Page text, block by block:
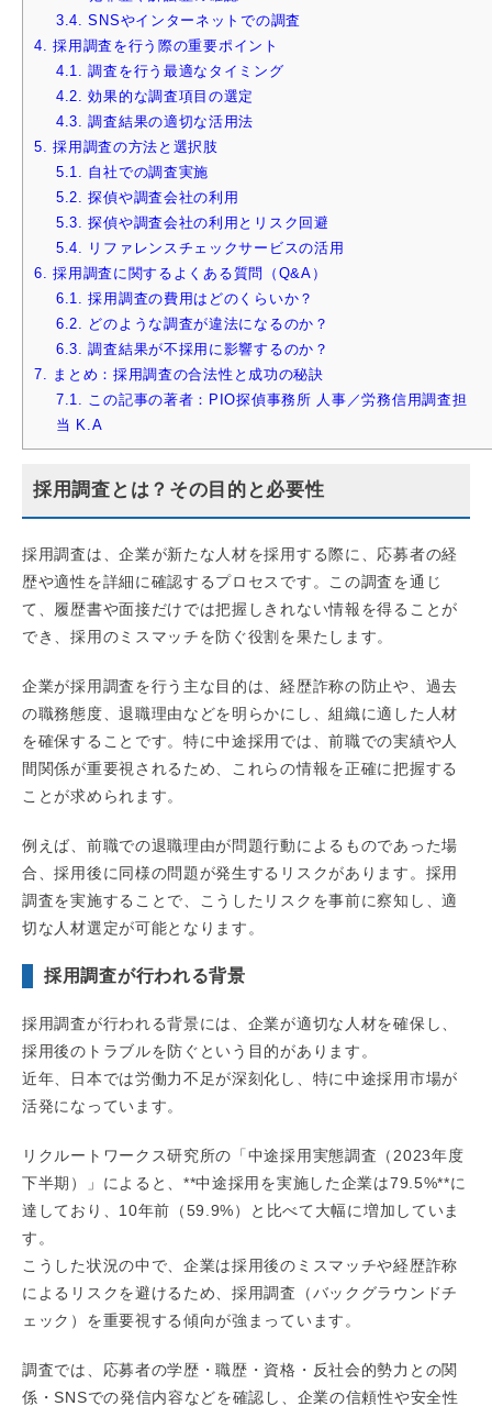
3.4. SNSやインターネットでの調査
4. 採用調査を行う際の重要ポイント
4.1. 調査を行う最適なタイミング
4.2. 効果的な調査項目の選定
4.3. 調査結果の適切な活用法
5. 採用調査の方法と選択肢
5.1. 自社での調査実施
5.2. 探偵や調査会社の利用
5.3. 探偵や調査会社の利用とリスク回避
5.4. リファレンスチェックサービスの活用
6. 採用調査に関するよくある質問（Q&A）
6.1. 採用調査の費用はどのくらいか？
6.2. どのような調査が違法になるのか？
6.3. 調査結果が不採用に影響するのか？
7. まとめ：採用調査の合法性と成功の秘訣
7.1. この記事の著者：PIO探偵事務所 人事／労務信用調査担
当 K.A
採用調査とは？その目的と必要性
採用調査は、企業が新たな人材を採用する際に、応募者の経
歴や適性を詳細に確認するプロセスです。この調査を通じ
て、履歴書や面接だけでは把握しきれない情報を得ることが
でき、採用のミスマッチを防ぐ役割を果たします。
企業が採用調査を行う主な目的は、経歴詐称の防止や、過去
の職務態度、退職理由などを明らかにし、組織に適した人材
を確保することです。特に中途採用では、前職での実績や人
間関係が重要視されるため、これらの情報を正確に把握する
ことが求められます。
例えば、前職での退職理由が問題行動によるものであった場
合、採用後に同様の問題が発生するリスクがあります。採用
調査を実施することで、こうしたリスクを事前に察知し、適
切な人材選定が可能となります。
採用調査が行われる背景
採用調査が行われる背景には、企業が適切な人材を確保し、
採用後のトラブルを防ぐという目的があります。
近年、日本では労働力不足が深刻化し、特に中途採用市場が
活発になっています。
リクルートワークス研究所の「中途採用実態調査（2023年度
下半期）」によると、**中途採用を実施した企業は79.5%**に
達しており、10年前（59.9%）と比べて大幅に増加していま
す。
こうした状況の中で、企業は採用後のミスマッチや経歴詐称
によるリスクを避けるため、採用調査（バックグラウンドチ
ェック）を重要視する傾向が強まっています。
調査では、応募者の学歴・職歴・資格・反社会的勢力との関
係・SNSでの発信内容などを確認し、企業の信頼性や安全性